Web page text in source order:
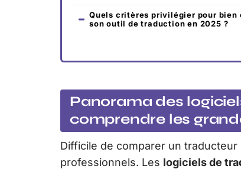
Quels critères privilégier pour bien
son outil de traduction en 2025 ?
Panorama des
comprendre les
Difficile de comparer un
professionnels. Les logiciels de